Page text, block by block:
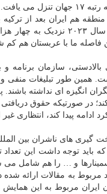
یافت.
هم ایران بعد از ترکیه
کرده است. عربستان هم سال قبل رشد ۶.۷ دهم درصدی از نظر
سازمان برنامه و
همین طور تبلیغات منفی
انگیزه ای نداشته باشند.
داشته باشد، باید حدود ۱۸ ساعت در روز کار کند؛ در
پیدا کند، انتظاری غیر
گیری های ناشران بین
انتشارات ایران در اسکوپوس به ۷۳ هزار و ۵۴۵ مورد رسید که
و … را هم شامل
نمایه شده توسط پژوهشگران ترکیه در پایگاه اسکوپوس، چهار هزار و ۴۶۳
و ۲۵۰ مورد از انتشارات پژوهشگران ایران